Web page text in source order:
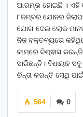
ଆରମ୍ଭ ହୋଇଛି । ଏହି
୮ନମ୍ବର ଯୋନର
ଯୋଗ ଦେଇ ଲୋକ
ନିଜ ବକ୍ତବ୍ୟରେ
କାମରେ ବିଶ୍ଵାସ କରନ୍ତି
ସାରିଛନ୍ତି। ବିଧାୟକ
ଚିନ୍ତା କରନ୍ତି ସେଥି
0
564